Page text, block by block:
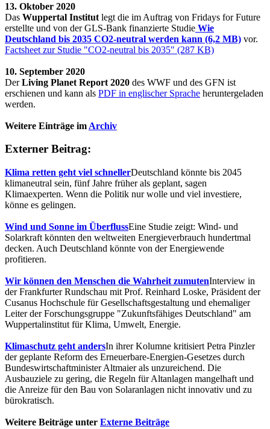
13. Oktober 2020
Das Wuppertal Institut legt die im Auftrag von Fridays for Future
erstellte und von der GLS-Bank finanzierte Studie Wie
Deutschland bis 2035 CO2-neutral werden kann (6,2 MB) vor.
Factsheet zur Studie "CO2-neutral bis 2035" (287 KB)
10. September 2020
DerLiving Planet Report 2020 des WWF und des GFN ist
erschienen und kann als PDF in englischer Sprache heruntergeladen
werden.
Weitere Einträge im Archiv
Externer Beitrag:
Klima retten geht viel schnellerDeutschland könnte bis 2045
klimaneutral sein, fünf Jahre früher als geplant, sagen
Klimaexperten. Wenn die Politik nur wolle und viel investiere,
könne es gelingen.
Wind und Sonne im ÜberflussEine Studie zeigt: Wind- und
Solarkraft könnten den weltweiten Energieverbrauch hundertmal
decken. Auch Deutschland könnte von der Energiewende
profitieren.
Wir können den Menschen die Wahrheit zumutenInterview in
der Frankfurter Rundschau mit Prof. Reinhard Loske, Präsident der
Cusanus Hochschule für Gesellschaftsgestaltung und ehemaliger
Leiter der Forschungsgruppe "Zukunftsfähiges Deutschland" am
Wuppertalinstitut für Klima, Umwelt, Energie.
Klimaschutz geht andersIn ihrer Kolumne kritisiert Petra Pinzler
der geplante Reform des Erneuerbare-Energien-Gesetzes durch
Bundeswirtschaftminister Altmaier als unzureichend. Die
Ausbauziele zu gering, die Regeln für Altanlagen mangelhaft und
die Anreize für den Bau von Solaranlagen nicht innovativ und zu
bürokratisch.
Weitere Beiträge unter Externe Beiträge